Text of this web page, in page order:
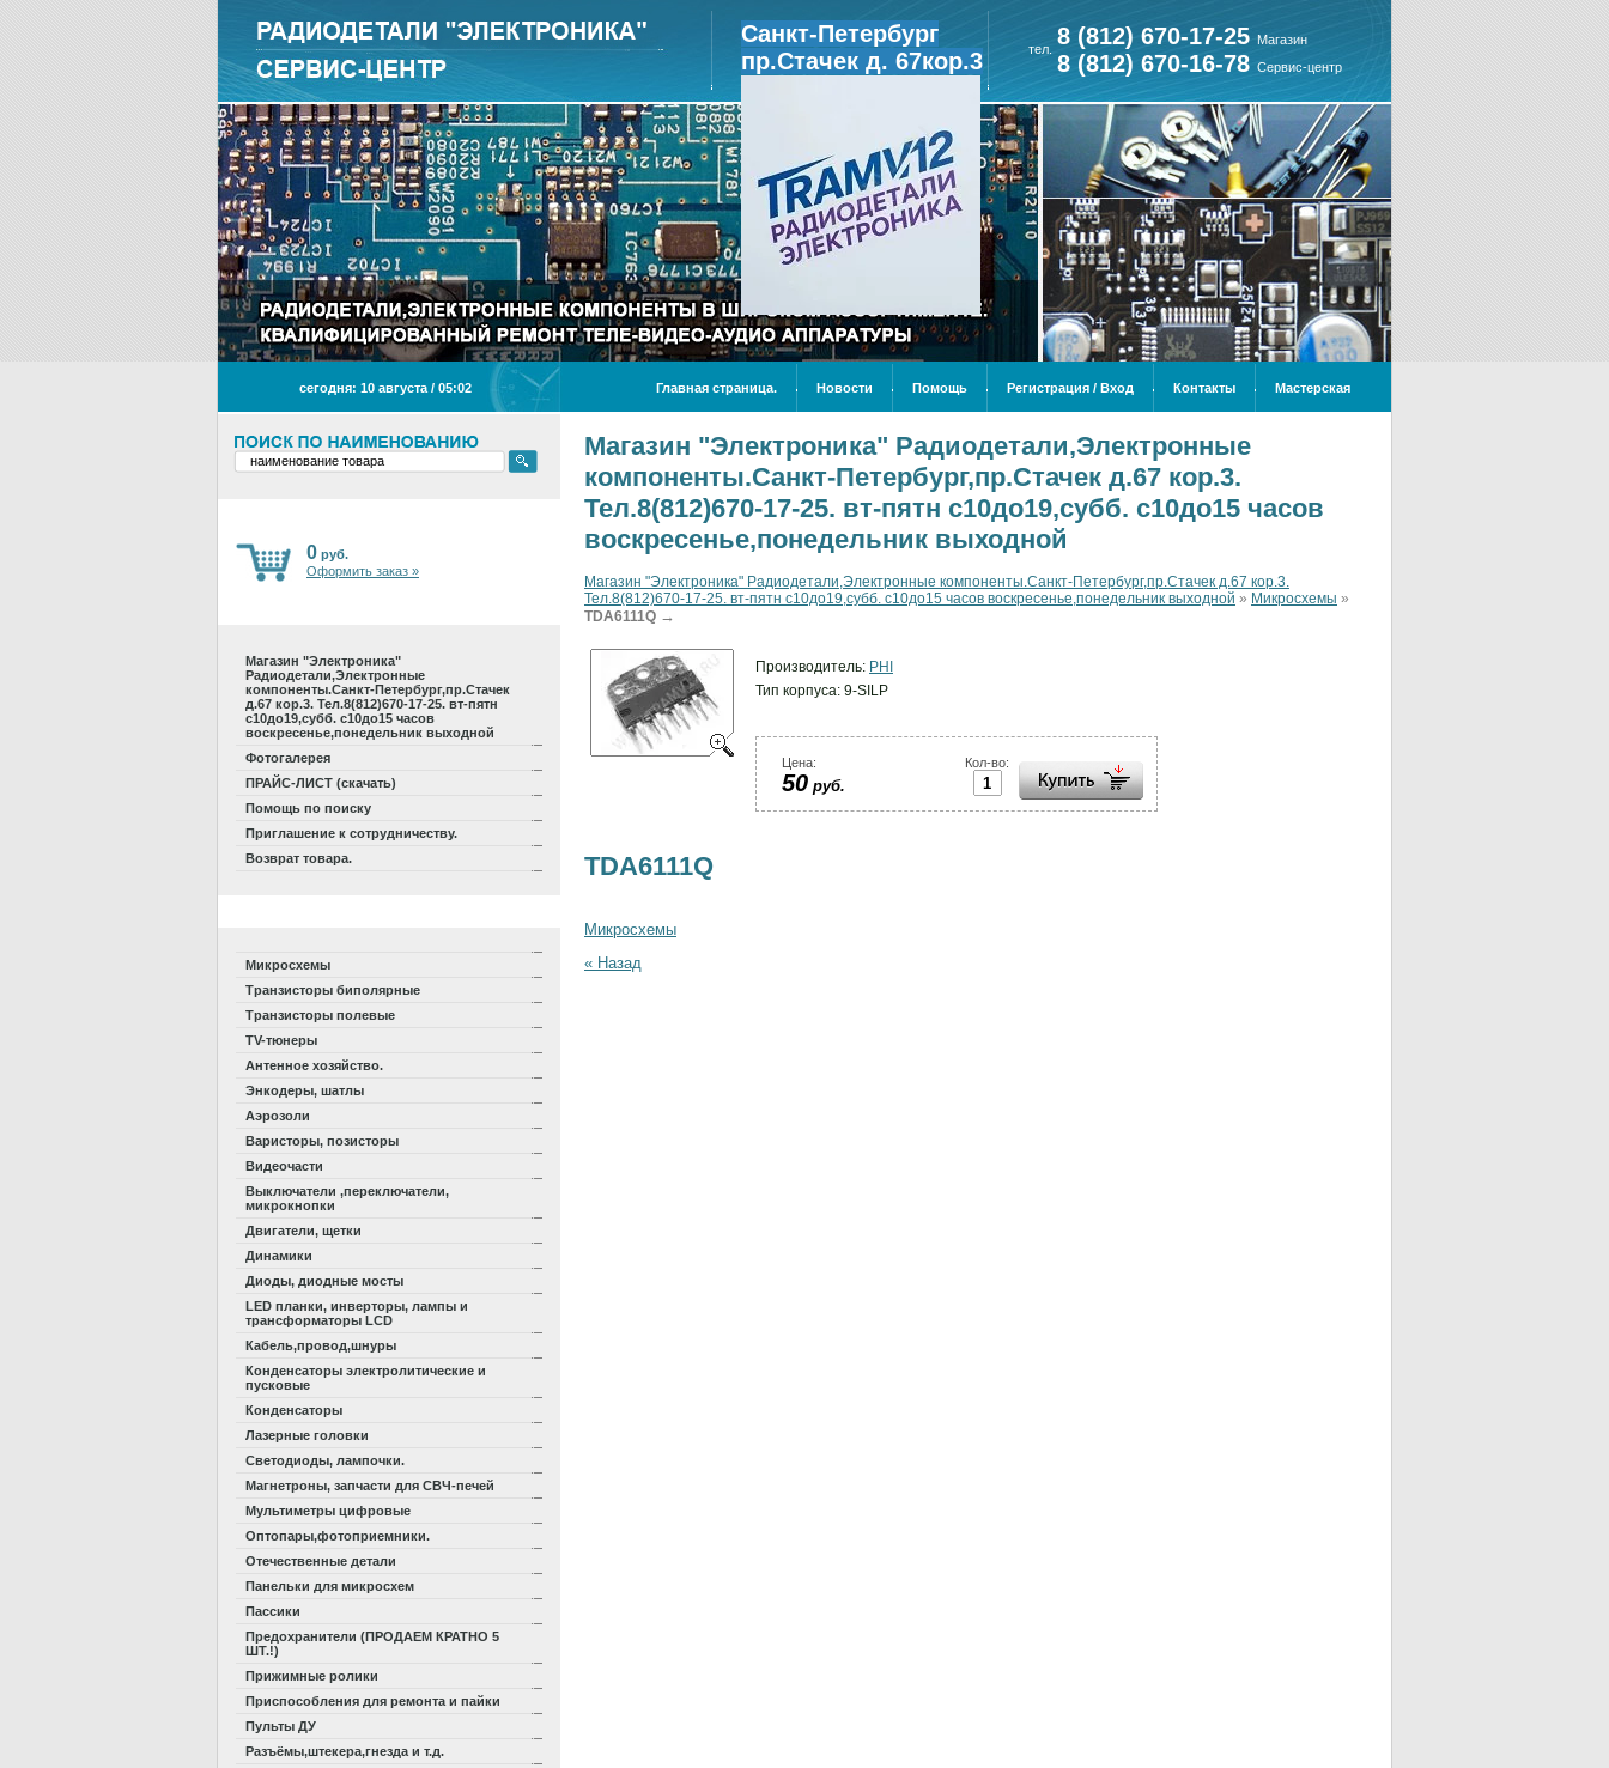
Санкт-Петербург
пр.Стачек д. 67кор.3
тел. 8 (812) 670-17-25 Магазин
8 (812) 670-16-78 Сервис-центр
сегодня: 10 августа / 05 02 Главная страница. Новости Помощь Регистрация / Вход Контакты Мастерская
0 руб.
Оформить заказ »
Магазин "Электроника"
Радиодетали,Электронные
компоненты.Санкт-Петербург,пр.Стачек
д.67 кор.3. Тел.8(812)670-17-25. вт-пятн
с10до19,субб. с10до15 часов
воскресенье,понедельник выходной
Фотогалерея
ПРАЙС-ЛИСТ (скачать)
Помощь по поиску
Приглашение к сотрудничеству.
Возврат товара.
Микросхемы
Транзисторы биполярные
Транзисторы полевые
TV-тюнеры
Антенное хозяйство.
Энкодеры, шатлы
Аэрозоли
Варисторы, позисторы
Видеочасти
Выключатели ,переключатели,
микрокнопки
Двигатели, щетки
Динамики
Диоды, диодные мосты
LED планки, инверторы, лампы и
трансформаторы LCD
Кабель,провод,шнуры
Конденсаторы электролитические и
пусковые
Конденсаторы
Лазерные головки
Светодиоды, лампочки.
Магнетроны, запчасти для СВЧ-печей
Мультиметры цифровые
Оптопары,фотоприемники.
Отечественные детали
Панельки для микросхем
Пассики
Предохранители (ПРОДАЕМ КРАТНО 5
ШТ.!)
Прижимные ролики
Приспособления для ремонта и пайки
Пульты ДУ
Разъёмы,штекера,гнезда и т.д.
Магазин "Электроника" Радиодетали,Электронные
компоненты.Санкт-Петербург,пр.Стачек д.67 кор.3.
Тел.8(812)670-17-25. вт-пятн с10до19,субб. с10до15 часов
воскресенье,понедельник выходной
Магазин "Электроника" Радиодетали,Электронные компоненты.Санкт-Петербург,пр.Стачек д.67 кор.3.
Тел.8(812)670-17-25. вт-пятн с10до19,субб. с10до15 часов воскресенье,понедельник выходной » Микросхемы »
TDA6111Q →
Производитель: PHI
Тип корпуса: 9-SILP
Кол-во:
Цена:
50 руб.
TDA6111Q
Микросхемы
« Назад